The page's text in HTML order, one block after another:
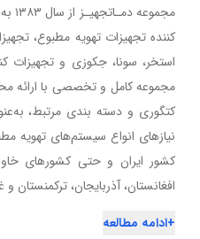
کننده تجهیزات تهویه مطبوع،
استخر، سونا، جکوزی و تجهیزات
کتگوری و دسته بندی مرتبط،
نیازهای انواع سیستم‌های تهویه
کشور ایران و حتی کشورهای
افغانستان، آذربایجان،
+ادامه مطالعه